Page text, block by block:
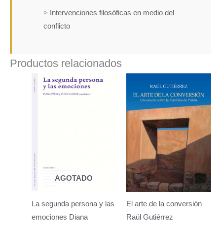
>
Intervenciones filosóficas en medio del
conflicto
Productos relacionados
AGOTADO
La segunda persona y las
emociones Diana
El arte de la conversión
Raúl Gutiérrez